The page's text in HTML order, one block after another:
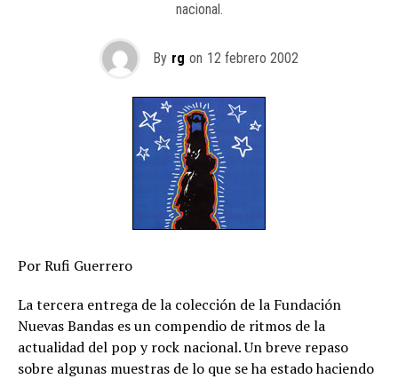
nacional.
By rg on 12 febrero 2002
Por Rufi Guerrero
La tercera entrega de la colección de la Fundación
Nuevas Bandas es un compendio de ritmos de la
actualidad del pop y rock nacional. Un breve repaso
sobre algunas muestras de lo que se ha estado haciendo